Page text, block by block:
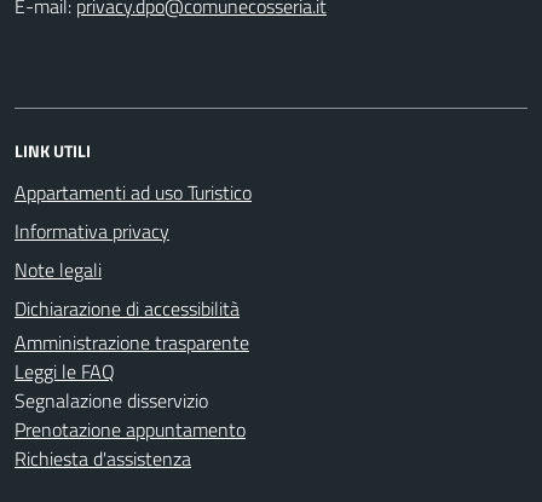
E-mail:
LINK UTILI
Appartamenti ad uso Turistico
Informativa privacy
Note legali
Dichiarazione di accessibilità
Amministrazione trasparente
Leggi le FAQ
Segnalazione disservizio
Prenotazione appuntamento
Richiesta d'assistenza